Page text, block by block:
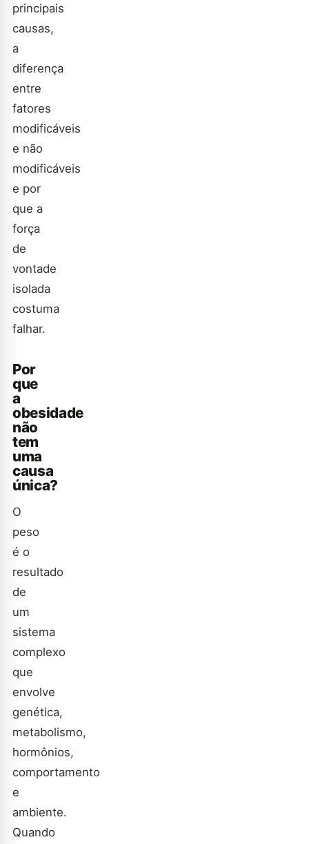
principais
causas,
a
diferença
entre
fatores
modificáveis
e não
modificáveis
e por
que a
força
de
vontade
isolada
costuma
falhar.
Por
que
a
obesidade
não
tem
uma
causa
única?
O
peso
é o
resultado
de
um
sistema
complexo
que
envolve
genética,
metabolismo,
hormônios,
comportamento
e
ambiente.
Quando